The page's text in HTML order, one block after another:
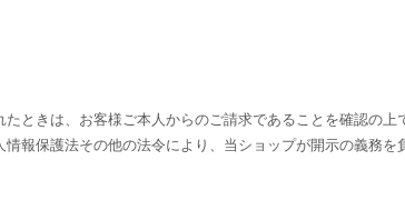
ときは、お客様ご本人からのご請求であることを確認の
報保護法その他の法令により、当ショップが開示の義務を